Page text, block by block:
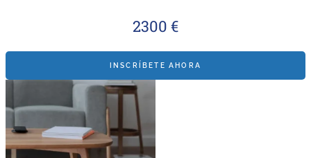
2300 €
INSCRÍBETE AHORA